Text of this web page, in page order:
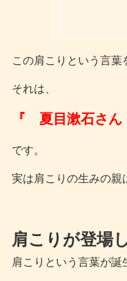
この肩こりという言葉
それは、
『 夏目漱石さん
です。
実は肩こりの生みの親
肩こりが登場
肩こりという言葉が誕